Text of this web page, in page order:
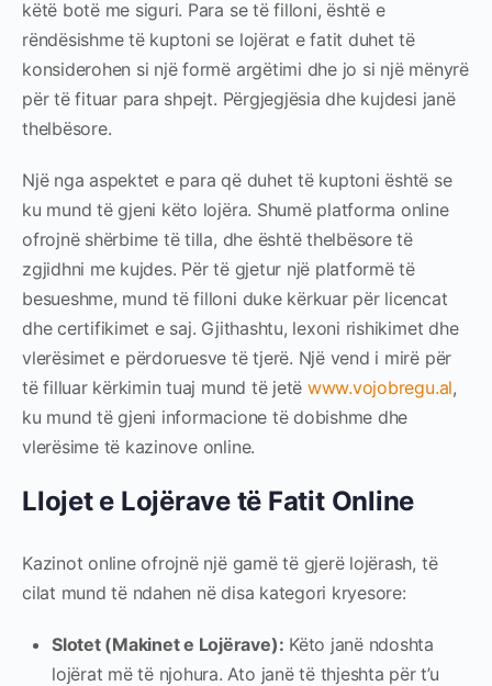
këtë botë me siguri. Para se të filloni, është e
rëndësishme të kuptoni se lojërat e fatit duhet të
konsiderohen si një formë argëtimi dhe jo si një mënyrë
për të fituar para shpejt. Përgjegjësia dhe kujdesi janë
thelbësore.
Një nga aspektet e para që duhet të kuptoni është se
ku mund të gjeni këto lojëra. Shumë platforma online
ofrojnë shërbime të tilla, dhe është thelbësore të
zgjidhni me kujdes. Për të gjetur një platformë të
besueshme, mund të filloni duke kërkuar për licencat
dhe certifikimet e saj. Gjithashtu, lexoni rishikimet dhe
vlerësimet e përdoruesve të tjerë. Një vend i mirë për
të filluar kërkimin tuaj mund të jetë www.vojobregu.al,
ku mund të gjeni informacione të dobishme dhe
vlerësime të kazinove online.
Llojet e Lojërave të Fatit Online
Kazinot online ofrojnë një gamë të gjerë lojërash, të
cilat mund të ndahen në disa kategori kryesore:
Slotet (Makinet e Lojërave): Këto janë ndoshta
lojërat më të njohura. Ato janë të thjeshta për t’u